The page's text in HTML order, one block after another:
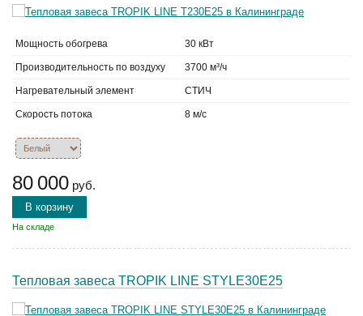
Мощность обогрева 30 кВт
Производительность по воздуху 3700 м³/ч
Нагревательный элемент СТИЧ
Скорость потока 8 м/с
80 000 руб.
В корзину
На складе
Тепловая завеса TROPIK LINE STYLE30E25